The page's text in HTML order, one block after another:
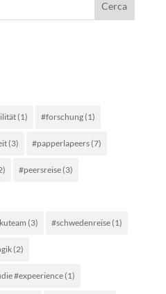
(1) #forschung(1)
(3) #papperlapeers(7)
#peersreise(3)
(3) #schwedenreise(1)
(2)
#expeerience(1)